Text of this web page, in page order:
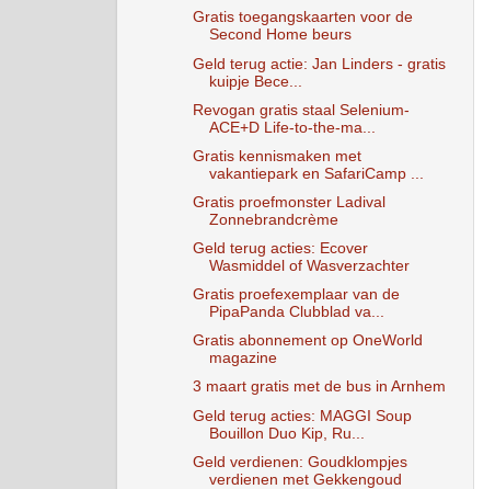
Gratis toegangskaarten voor de
Second Home beurs
Geld terug actie: Jan Linders - gratis
kuipje Bece...
Revogan gratis staal Selenium-
ACE+D Life-to-the-ma...
Gratis kennismaken met
vakantiepark en SafariCamp ...
Gratis proefmonster Ladival
Zonnebrandcrème
Geld terug acties: Ecover
Wasmiddel of Wasverzachter
Gratis proefexemplaar van de
PipaPanda Clubblad va...
Gratis abonnement op OneWorld
magazine
3 maart gratis met de bus in Arnhem
Geld terug acties: MAGGI Soup
Bouillon Duo Kip, Ru...
Geld verdienen: Goudklompjes
verdienen met Gekkengoud